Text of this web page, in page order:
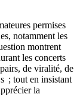
permises
notamment les
montrent
les concerts
de viralité, de
; tout en insistant
la